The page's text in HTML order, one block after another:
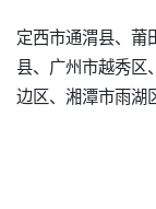
定西市通渭县、莆
县、广州市越秀区
边区、湘潭市雨湖